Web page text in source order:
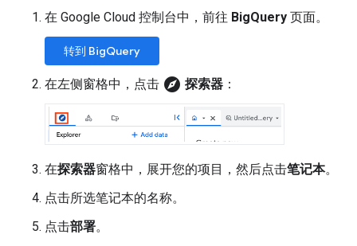
在 Google Cloud 控制台中，前往 BigQuery 页面。
转到 BigQuery
在左侧窗格中，点击 explore 探索器 ：
在探索器窗格中，展开您的项目，然后点击笔记本。
点击所选笔记本的名称。
点击部署。